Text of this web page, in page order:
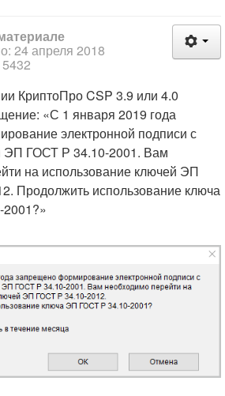
24 апреля 2018
КриптоПро CSP 3.9 или 4.0
«С 1 января 2019 года
электронной подписи с
ГОСТ Р 34.10-2001. Вам
на использование ключей ЭП
Продолжить использование ключа